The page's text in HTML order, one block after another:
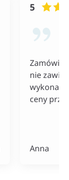
5
nie
ceny
Anna